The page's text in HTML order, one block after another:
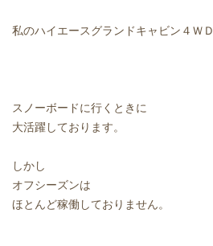
私のハイエースグランドキャビン４ＷＤ
スノーボードに行くときに
大活躍しております。
しかし
オフシーズンは
ほとんど稼働しておりません。